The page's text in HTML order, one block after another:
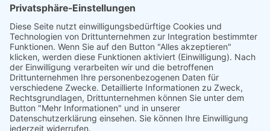
30169 Hannover
Telefon: +49 511 123598-531
AGB
Datenschutz